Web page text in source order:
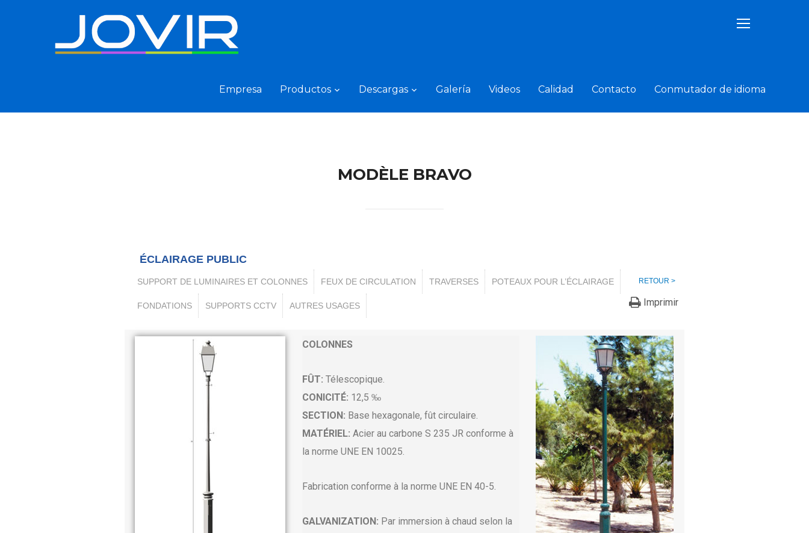
TOGGLE
Empresa Productos Descargas Galería Videos Calidad Contacto Conmutador de idioma
MODÈLE BRAVO
ÉCLAIRAGE PUBLIC
SUPPORT DE LUMINAIRES ET COLONNES FEUX DE CIRCULATION TRAVERSES POTEAUX POUR L’ÉCLAIRAGE
FONDATIONS SUPPORTS CCTV AUTRES USAGES
RETOUR >
Imprimir
COLONNES
FÛT: Télescopique.
CONICITÉ: 12,5 ‰
SECTION: Base hexagonale, fût circulaire.
MATÉRIEL: Acier au carbone S 235 JR conforme à
la norme UNE EN 10025.
Fabrication conforme à la norme UNE EN 40-5.
GALVANIZATION: Par immersion à chaud selon la